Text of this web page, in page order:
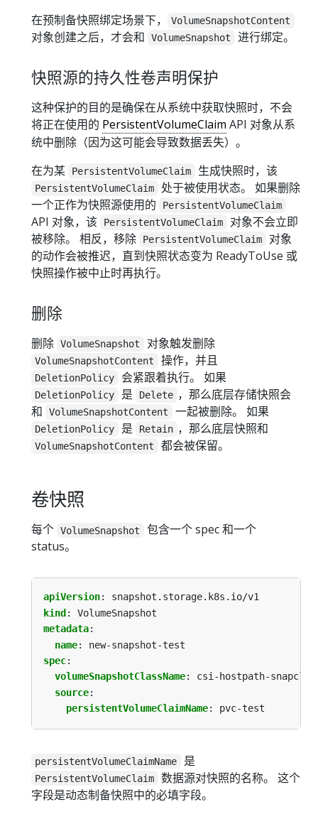
在预制备快照绑定场景下，
VolumeSnapshotContent
对象创建之后，才会和 VolumeSnapshot 进行绑定。
快照源的持久性卷声明保护
这种保护的目的是确保在从系统中获取快照时，不会
将正在使用的 PersistentVolumeClaim API 对象从系
统中删除（因为这可能会导致数据丢失）。
在为某
PersistentVolumeClaim 生成快照时，该
PersistentVolumeClaim
处于被使用状态。 如果删除
一个正作为快照源使用的
PersistentVolumeClaim
API 对象，该 PersistentVolumeClaim
对象不会立即
被移除。 相反，移除
PersistentVolumeClaim
对象
的动作会被推迟，直到快照状态变为 ReadyToUse 或
快照操作被中止时再执行。
删除
删除 VolumeSnapshot 对象触发删除
VolumeSnapshotContent 操作，并且
DeletionPolicy 会紧跟着执行。 如果
DeletionPolicy 是 Delete ，那么底层存储快照会
和
VolumeSnapshotContent 一起被删除。 如果
DeletionPolicy 是 Retain ，那么底层快照和
VolumeSnapshotContent 都会被保留。
卷快照
每个 VolumeSnapshot
包含一个 spec 和一个
status。
apiVersion:
snapshot.storage.k8s.io/v1
kind :
VolumeSnapshot
metadata:
name:
new-snapshot-test
spec:
volumeSnapshotClassName:
csi-hostpath-
source:
persistentVolumeClaimName: pvc-test
persistentVolumeClaimName 是
PersistentVolumeClaim
数据源对快照的名称。 这个
字段是动态制备快照中的必填字段。